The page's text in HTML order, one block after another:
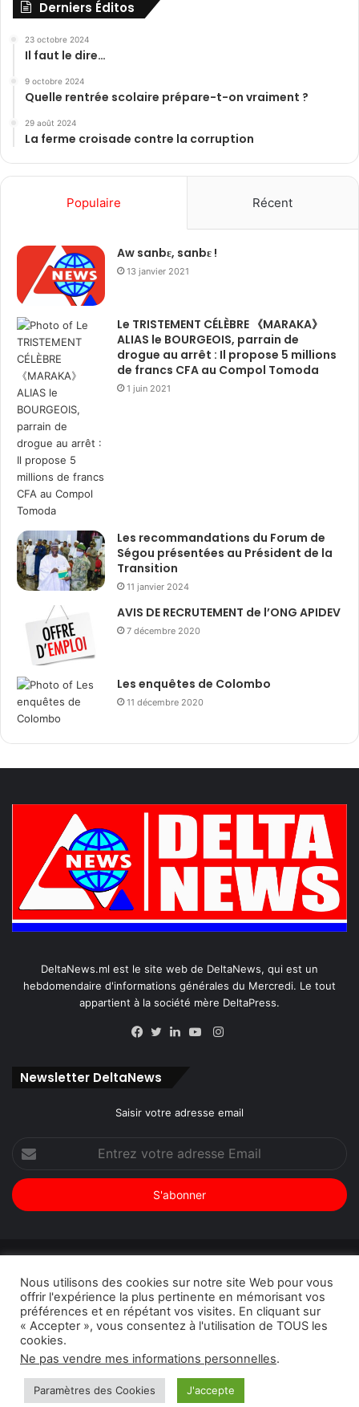
Derniers Éditos
23 octobre 2024
Il faut le dire…
9 octobre 2024
Quelle rentrée scolaire prépare-t-on vraiment ?
29 août 2024
La ferme croisade contre la corruption
Populaire Récent
Aw sanbɛ, sanbɛ !
13 janvier 2021
Le TRISTEMENT CÉLÈBRE 《MARAKA》
ALIAS le BOURGEOIS, parrain de
drogue au arrêt : Il propose 5 millions
de francs CFA au Compol Tomoda
1 juin 2021
Les recommandations du Forum de
Ségou présentées au Président de la
Transition
11 janvier 2024
AVIS DE RECRUTEMENT de l’ONG APIDEV
7 décembre 2020
Les enquêtes de Colombo
11 décembre 2020
DeltaNews.ml est le site web de DeltaNews, qui est un
hebdomendaire d'informations générales du Mercredi. Le tout
appartient à la société mère DeltaPress.
Instagram
Newsletter DeltaNews
Saisir votre adresse email
votre
adresse
Email
DeltaPress| ConceptionDoucSoft Technologies
Annonces
Contact Politique de confidentialité
Facebook
TwitterLinkedinYouTubeInstagram
Nous utilisons des cookies sur notre site Web pour vous
offrir l'expérience la plus pertinente en mémorisant vos
préférences et en répétant vos visites. En cliquant sur
« Accepter », vous consentez à l'utilisation de TOUS les
cookies.
Ne pas vendre mes informations personnelles.
Paramètres des Cookies J'accepte